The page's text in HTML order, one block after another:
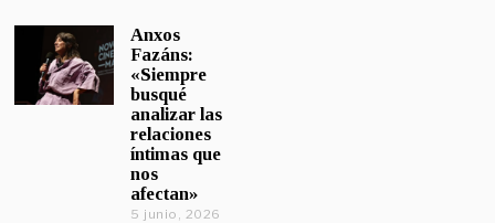
Anxos
Fazáns:
«Siempre
busqué
analizar las
relaciones
íntimas que
nos
afectan»
5 junio, 2026